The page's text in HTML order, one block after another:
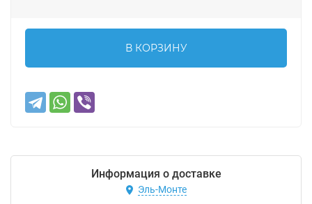
В КОРЗИНУ
Информация о доставке
Эль-Монте